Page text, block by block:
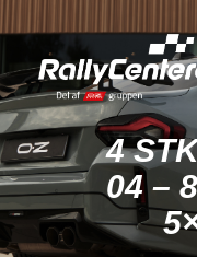
4
04 –
Forside